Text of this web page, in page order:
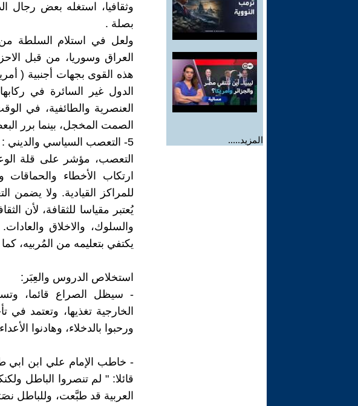
المزيد.....
وثقافيا، استغله بعض رجال
بصلة .
ولعل في استلام السلطة
العراق وسوريا، من قبل
هذه القوى بجهات أجنبية (
الدول غير السائرة في
العنصرية والطائفية، في
الصمت المخجل، بينما برر
5- التعصب السياسي والديني :
التعصب، مؤشر على قلة
ارتكاب الأخطاء
للمراكز القيادية. ولا يضمن
يُعتبر مقياسا للثقافة، لأن
والسلوك، والاخلاق
يكتفي بتعليمه من المُربيه،
استخلاص الدروس والعِبَر:
- سيظل الصراع قائما،
الخارجية تغذيها، وتعتمد في
ورحبوا بالدخلاء، وهادنوا
- خاطب الإمام علي ابن ابي
قائلا: " لم تنصروا الباطل
العربية قد طبَّعت، وللباطل